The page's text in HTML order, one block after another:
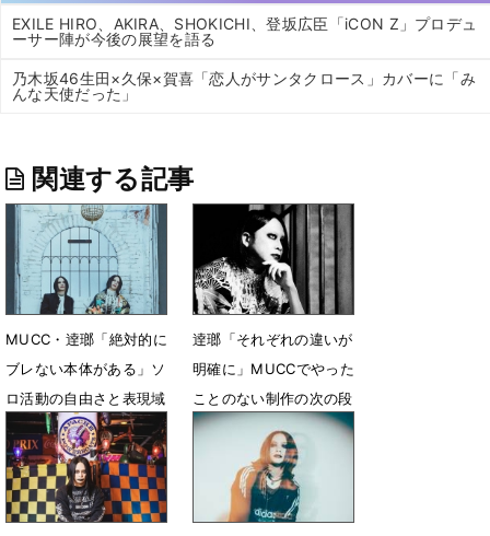
EXILE HIRO、AKIRA、SHOKICHI、登坂広臣「iCON Z」プロデュ
ーサー陣が今後の展望を語る
乃木坂46生田×久保×賀喜「恋人がサンタクロース」カバーに「み
んな天使だった」
関連する記事
MUCC・逹瑯「絶対的に
ブレない本体がある」ソ
ロ活動の自由さと表現域
3月11日 13時00分
逹瑯「それぞれの違いが
明確に」MUCCでやった
ことのない制作の次の段
階へ
9月10日 13時00分